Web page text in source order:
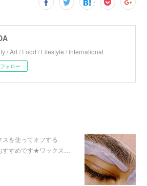
/ Art / Food / Lifestyle / International
フォロー
スを使ってオフする
すすめです★ワックス…